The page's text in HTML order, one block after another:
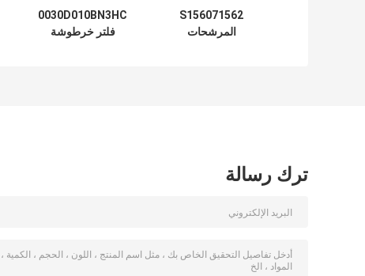
S156071562
المرشحات
0030D010BN3HC
فلتر خرطوشة
ترك رسالة